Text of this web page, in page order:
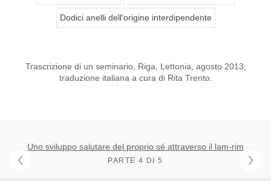
Dodici anelli dell'origine interdipendente
Trascrizione di un seminario, Riga, Lettonia, agosto 2013;
traduzione italiana a cura di Rita Trento.
Uno sviluppo salutare del proprio sé attraverso il lam-rim
PARTE 4 DI 5